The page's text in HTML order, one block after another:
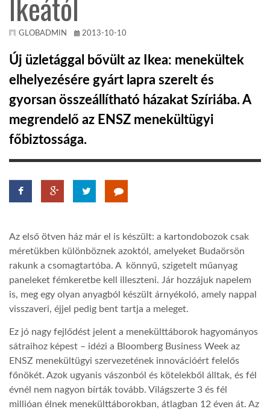
AUSZTRÁLIA
A VILÁG ITTHON
MÉDIA
HÍR3D
TROPICALMAGAZIN
GLOBOTV
AFRIKA TUDÁSTÁR
Ikeától
GLOBADMIN 2013-10-10
Új üzletággal bővült az Ikea: menekültek
elhelyezésére gyárt lapra szerelt és
gyorsan összeállítható házakat Szíriába. A
megrendelő az ENSZ menekültügyi
főbiztossága.
Az első ötven ház már el is készült: a kartondobozok csak
méretükben különböznek azoktól, amelyeket Budaörsön
rakunk a csomagtartóba. A könnyű, szigetelt műanyag
paneleket fémkeretbe kell illeszteni. Jár hozzájuk napelem
is, meg egy olyan anyagból készült árnyékoló, amely nappal
visszaveri, éjjel pedig bent tartja a meleget.
Ez jó nagy fejlődést jelent a menekülttáborok hagyományos
sátraihoz képest – idézi a Bloomberg Business Week az
ENSZ menekültügyi szervezetének innovációért felelős
főnökét. Azok ugyanis vászonból és kötelekből álltak, és fél
évnél nem nagyon bírták tovább. Világszerte 3 és fél
millióan élnek menekülttáborokban, átlagban 12 éven át. Az